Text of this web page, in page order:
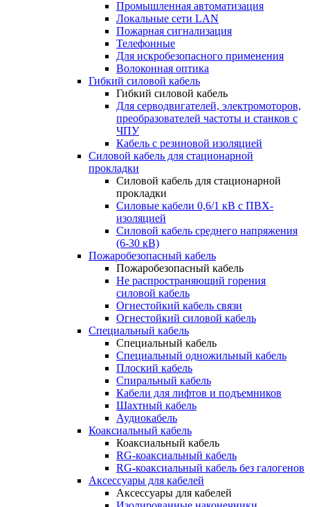
Промышленная автоматизация
Локальные сети LAN
Пожарная сигнализация
Телефонные
Для искробезопасного применения
Волоконная оптика
Гибкий силовой кабель
Гибкий силовой кабель
Для серводвигателей, электромоторов,
преобразователей частоты и станков с
ЧПУ
Кабель с резиновой изоляцией
Силовой кабель для стационарной
прокладки
Силовой кабель для стационарной
прокладки
Силовые кабели 0,6/1 кВ с ПВХ-
изоляцией
Силовой кабель среднего напряжения
(6-30 кВ)
Пожаробезопасный кабель
Пожаробезопасный кабель
Не распространяющий горения
силовой кабель
Огнестойкий кабель связи
Огнестойкий силовой кабель
Специальный кабель
Специальный кабель
Специальный одножильный кабель
Плоский кабель
Спиральный кабель
Кабели для лифтов и подъемников
Шахтный кабель
Аудиокабель
Коаксиальный кабель
Коаксиальный кабель
RG-коаксиальный кабель
RG-коаксиальный кабель без галогенов
Аксессуары для кабелей
Аксессуары для кабелей